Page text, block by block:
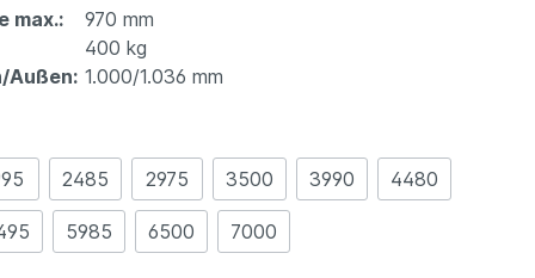
max.:
970 mm
400 kg
Außen: 1.000/1.036 mm
2485 2975 3500 3990 4480
5985 6500 7000